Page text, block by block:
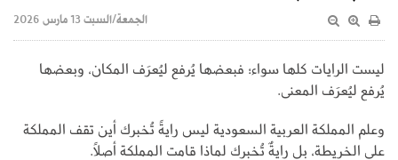
الجمعة/السبت 13 مارس 2026
ليست الرايات كلها سواء؛ فبعضها يُرفع ليُعرَف المكان، وبعضها
يُرفع ليُعرَف المعنى.
وعلم المملكة العربية السعودية ليس رايةً تُخبرك أين تقف المملكة
على الخريطة، بل رايةٌ تُخبرك لماذا قامت المملكة أصلاً.